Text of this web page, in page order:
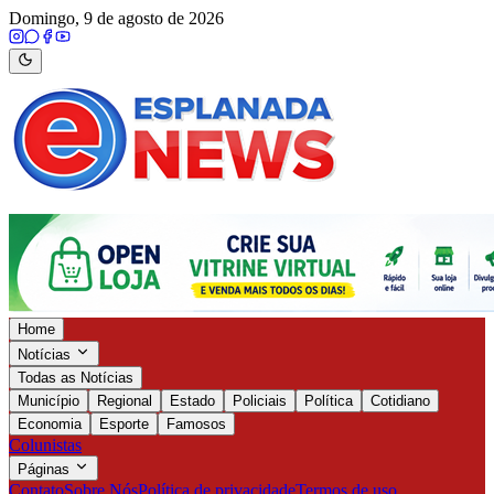
Domingo, 9 de agosto de 2026
Home
Notícias
Todas as Notícias
Município
Regional Estado Policiais Política
Cotidiano
Economia
Esporte Famosos
Colunistas
Páginas
ContatoSobre NósPolítica de privacidadeTermos de uso